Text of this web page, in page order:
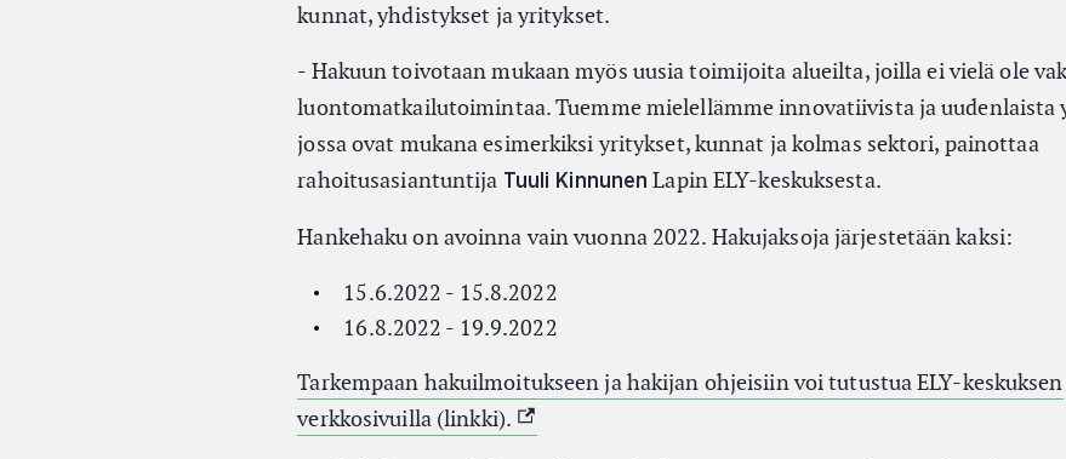
kunnat, yhdistykset ja yritykset.
- Hakuun toivotaan mukaan myös uusia toimijoita alueilta, joilla ei vielä ole
luontomatkailutoimintaa. Tuemme mielellämme innovatiivista ja uudenlaista
jossa ovat mukana esimerkiksi yritykset, kunnat ja kolmas sektori, painottaa
rahoitusasiantuntija Tuuli Kinnunen Lapin ELY-keskuksesta.
Hankehaku on avoinna vain vuonna 2022. Hakujaksoja järjestetään kaksi:
15.6.2022 - 15.8.2022
16.8.2022 - 19.9.2022
Tarkempaan hakuilmoitukseen ja hakijan ohjeisiin voi tutustua ELY-keskuksen
verkkosivuilla (linkki). (Ulkoinen linkki)